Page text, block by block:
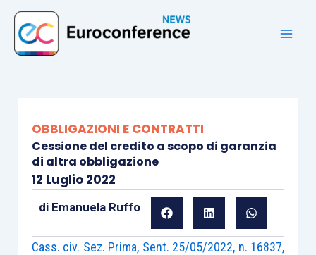
contenuto
OBBLIGAZIONI E CONTRATTI
Cessione del credito a scopo di garanzia
di altra obbligazione
12 Luglio 2022
di Emanuela Ruffo
Cass. civ. Sez. Prima, Sent. 25/05/2022, n. 16837,